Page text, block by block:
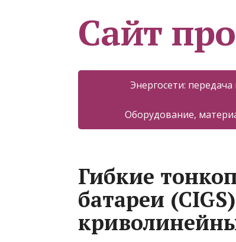
Сайт
Энергосети:
Оборудование,
Гибкие
батареи